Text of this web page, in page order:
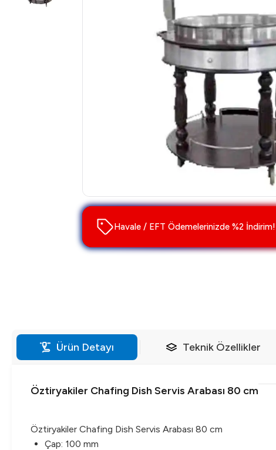
Havale / EFT Ödemelerinizde %2 İndirim!
Ürün Detayı Teknik Özellikler
Öztiryakiler Chafing Dish Servis Arabası 80 cm
Öztiryakiler Chafing Dish Servis Arabası 80 cm
Çap: 100 mm